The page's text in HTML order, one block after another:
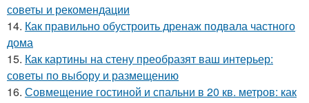
советы и рекомендации
14. Как правильно обустроить дренаж подвала частного
дома
15. Как картины на стену преобразят ваш интерьер:
советы по выбору и размещению
16. Совмещение гостиной и спальни в 20 кв. метров: как